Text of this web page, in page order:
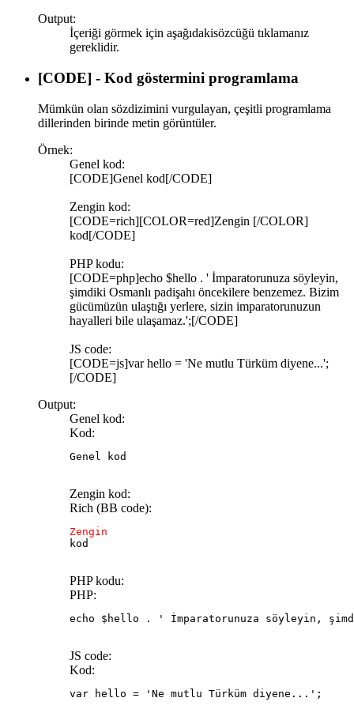
Output:
İçeriği görmek için aşağıdakisözcüğü tıklamanız
gereklidir.
[CODE] - Kod göstermini programlama
Mümkün olan sözdizimini vurgulayan, çeşitli programlama
dillerinden birinde metin görüntüler.
Örnek:
Genel kod:
[CODE]Genel kod[/CODE]
Zengin kod:
[CODE=rich][COLOR=red]Zengin [/COLOR]
kod[/CODE]
PHP kodu:
[CODE=php]echo $hello . ' İmparatorunuza söyleyin,
şimdiki Osmanlı padişahı öncekilere benzemez. Bizim
gücümüzün ulaştığı yerlere, sizin imparatorunuzun
hayalleri bile ulaşamaz.';[/CODE]
JS code:
[CODE=js]var hello = 'Ne mutlu Türküm diyene...';
[/CODE]
Output:
Genel kod:
Kod:
Genel kod
Zengin kod:
Rich (BB code):
Zengin
kod
PHP kodu:
PHP:
echo $hello . ' İmparatorunuza söyleyin,
JS code:
Kod:
var hello = 'Ne mutlu Türküm diyene...';